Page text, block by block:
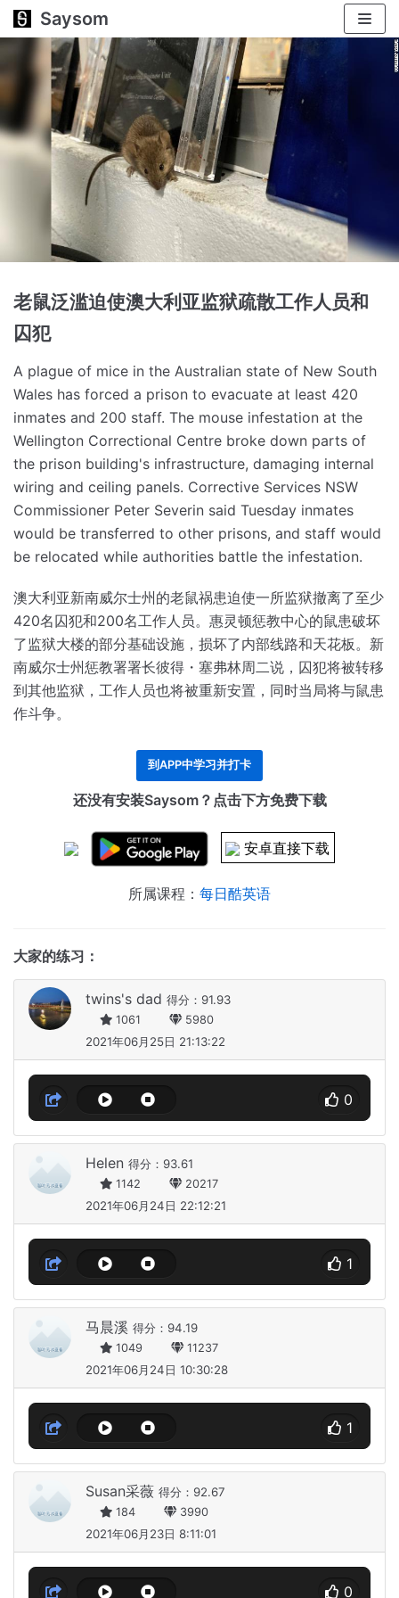
跳
Saysom
老鼠泛滥迫使澳大利亚监狱疏散工作人员和
囚犯
A plague of mice in the Australian state of New South
Wales has forced a prison to evacuate at least 420
inmates and 200 staff. The mouse infestation at the
Wellington Correctional Centre broke down parts of
the prison building's infrastructure, damaging internal
wiring and ceiling panels. Corrective Services NSW
Commissioner Peter Severin said Tuesday inmates
would be transferred to other prisons, and staff would
be relocated while authorities battle the infestation.
澳大利亚新南威尔士州的老鼠祸患迫使一所监狱撤离了至少
420名囚犯和200名工作人员。 惠灵顿惩教中心的鼠患破坏
了监狱大楼的部分基础设施，损坏了内部线路和天花板。 新
南威尔士州惩教署署长彼得・塞弗林周二说，囚犯将被转移
到其他监狱，工作人员也将被重新安置，同时当局将与鼠患
作斗争。
到APP中学习并打卡
还没有安装Saysom？点击下方免费下载
安卓直接下载
所属课程： 每日酷英语
大家的练习：
twins's dad 得分：91.93
1061 5980
2021年06月25日 21:13:22
0
Helen 得分：93.61
1142 20217
2021年06月24日 22:12:21
1
马晨溪 得分：94.19
1049 11237
2021年06月24日 10:30:28
1
Susan采薇 得分：92.67
184 3990
2021年06月23日 8:11:01
0